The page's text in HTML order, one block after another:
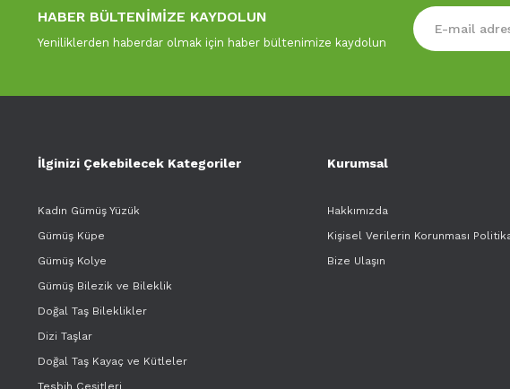
HABER BÜLTENİMİZE KAYDOLUN
Yeniliklerden haberdar olmak için haber bültenimize kaydolun
İlginizi Çekebilecek Kategoriler
Kadın Gümüş Yüzük
Gümüş Küpe
Gümüş Kolye
Gümüş Bilezik ve Bileklik
Doğal Taş Bileklikler
Dizi Taşlar
Doğal Taş Kayaç ve Kütleler
Tesbih Çeşitleri
Kurumsal
Hakkımızda
Kişisel Verilerin Korunması
Bize Ulaşın